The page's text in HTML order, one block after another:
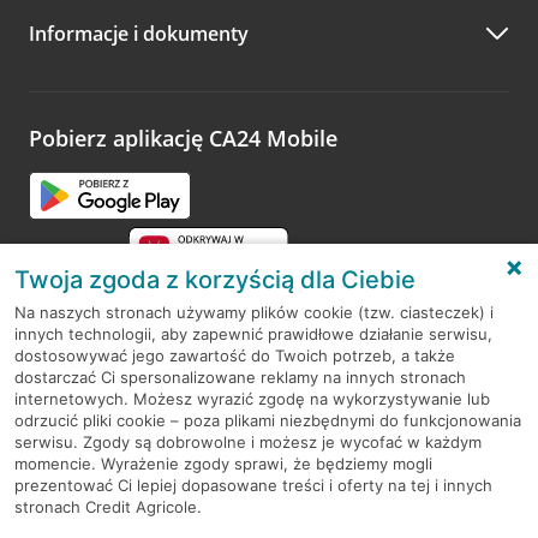
Zachęcamy do podzielenia się z nami opinią o wizycie.
opinie.
Informacje i dokumenty
Pobierz aplikację CA24 Mobile
RODO
Regulamin serwisu
Mapa serwisu
PolitykaCookies
Twoja zgoda z korzyścią dla Ciebie
Na naszych stronach używamy plików cookie (tzw. ciasteczek) i
innych technologii, aby zapewnić prawidłowe działanie serwisu,
dostosowywać jego zawartość do Twoich potrzeb, a także
dostarczać Ci spersonalizowane reklamy na innych stronach
internetowych. Możesz wyrazić zgodę na wykorzystywanie lub
odrzucić pliki cookie – poza plikami niezbędnymi do funkcjonowania
serwisu. Zgody są dobrowolne i możesz je wycofać w każdym
momencie. Wyrażenie zgody sprawi, że będziemy mogli
prezentować Ci lepiej dopasowane treści i oferty na tej i innych
stronach Credit Agricole.